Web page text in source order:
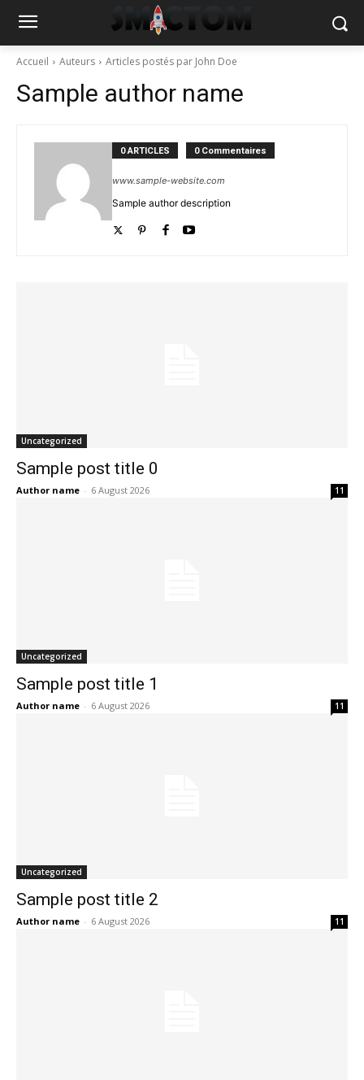
Accueil Auteurs Articles postés par John Doe
Sample author name
0 ARTICLES 0 Commentaires
www.sample-website.com
Sample author description
Uncategorized
Sample post title 0
Author name - 6 August 2026 11
Uncategorized
Sample post title 1
Author name - 6 August 2026 11
Uncategorized
Sample post title 2
Author name - 6 August 2026 11